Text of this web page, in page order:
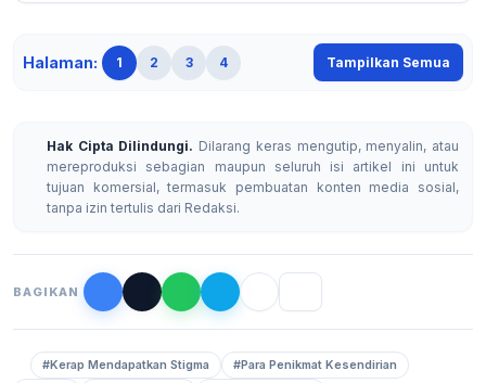
Halaman: 1 2 3 4 Tampilkan Semua
Hak Cipta Dilindungi. Dilarang keras mengutip, menyalin, atau
mereproduksi sebagian maupun seluruh isi artikel ini untuk
tujuan komersial, termasuk pembuatan konten media sosial,
tanpa izin tertulis dari Redaksi.
BAGIKAN
#Kerap Mendapatkan Stigma
#Para Penikmat Kesendirian